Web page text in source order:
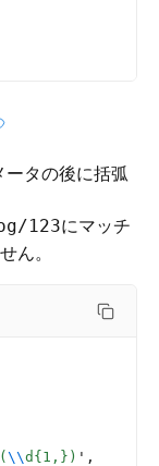
タの後に括弧
123にマッチ
ん。
\\d{1,}) ' ,